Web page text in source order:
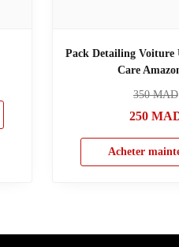
Pack Detailing Voiture
Care
350MAD
250
Acheter